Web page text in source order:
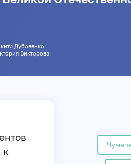
Никита Дубовенко
Викторова
к